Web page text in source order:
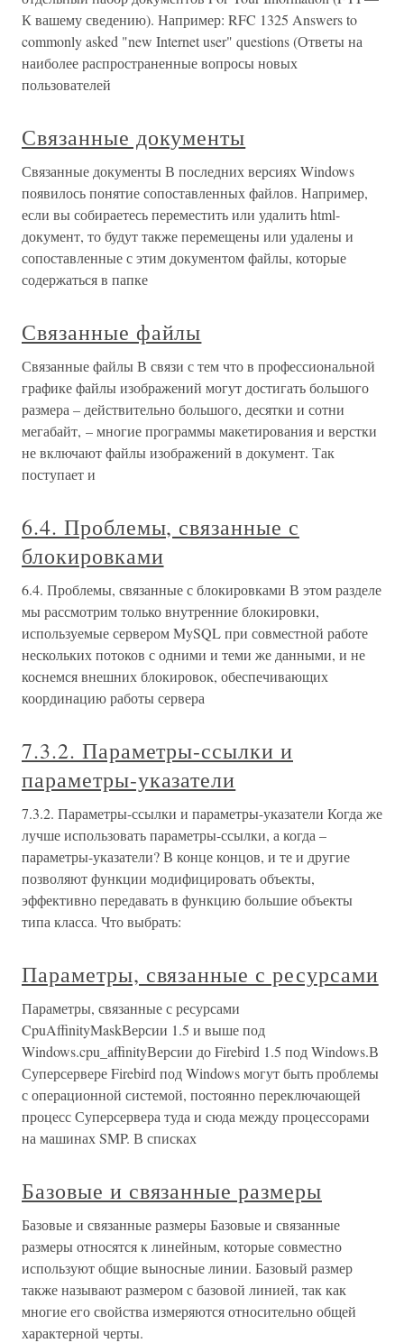
К вашему сведению). Например: RFC 1325 Answers to
commonly asked "new Internet user" questions (Ответы на
наиболее распространенные вопросы новых
пользователей
Связанные документы
Связанные документы В последних версиях Windows
появилось понятие сопоставленных файлов. Например,
если вы собираетесь переместить или удалить html-
документ, то будут также перемещены или удалены и
сопоставленные с этим документом файлы, которые
содержаться в папке
Связанные файлы
Связанные файлы В связи с тем что в профессиональной
графике файлы изображений могут достигать большого
размера – действительно большого, десятки и сотни
мегабайт, – многие программы макетирования и верстки
не включают файлы изображений в документ. Так
поступает и
6.4. Проблемы, связанные с
блокировками
6.4. Проблемы, связанные с блокировками В этом разделе
мы рассмотрим только внутренние блокировки,
используемые сервером MySQL при совместной работе
нескольких потоков с одними и теми же данными, и не
коснемся внешних блокировок, обеспечивающих
координацию работы сервера
7.3.2. Параметры-ссылки и
параметры-указатели
7.3.2. Параметры-ссылки и параметры-указатели Когда же
лучше использовать параметры-ссылки, а когда –
параметры-указатели? В конце концов, и те и другие
позволяют функции модифицировать объекты,
эффективно передавать в функцию большие объекты
типа класса. Что выбрать:
Параметры, связанные с ресурсами
Параметры, связанные с ресурсами
CpuAffinityMaskВерсии 1.5 и выше под
Windows.cpu_affinityВерсии до Firebird 1.5 под Windows.В
Суперсервере Firebird под Windows могут быть проблемы
с операционной системой, постоянно переключающей
процесс Суперсервера туда и сюда между процессорами
на машинах SMP. В списках
Базовые и связанные размеры
Базовые и связанные размеры Базовые и связанные
размеры относятся к линейным, которые совместно
используют общие выносные линии. Базовый размер
также называют размером с базовой линией, так как
многие его свойства измеряются относительно общей
характерной черты.